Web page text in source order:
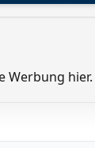
Werbung hier.